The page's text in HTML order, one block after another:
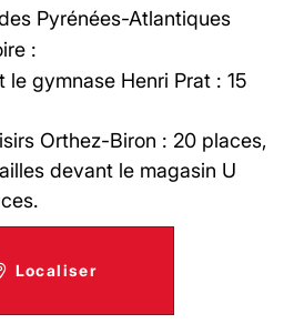
Pyrénées-Atlantiques
:
le gymnase Henri Prat : 15
Orthez-Biron : 20 places,
devant le magasin U
Localiser